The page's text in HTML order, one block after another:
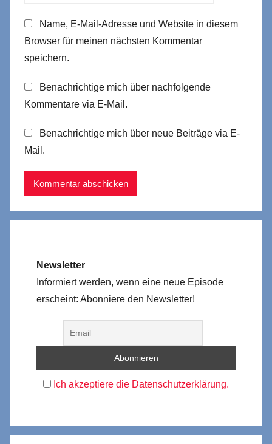
Name, E-Mail-Adresse und Website in diesem
Browser für meinen nächsten Kommentar
speichern.
Benachrichtige mich über nachfolgende
Kommentare via E-Mail.
Benachrichtige mich über neue Beiträge via E-
Mail.
Newsletter
Informiert werden, wenn eine neue Episode
erscheint: Abonniere den Newsletter!
Ich akzeptiere die Datenschutzerklärung.